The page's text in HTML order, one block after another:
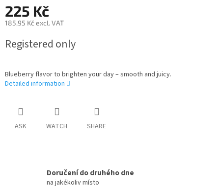
225 Kč
185,95 Kč excl. VAT
price:
Registered only
Blueberry flavor to brighten your day – smooth and juicy.
Detailed information
ASK WATCH SHARE
Doručení do druhého dne
na jakékoliv místo